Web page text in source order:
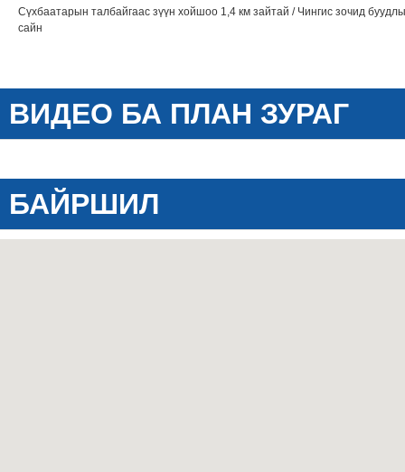
Сүхбаатарын талбайгаас зүүн хойшоо 1,4 км зайтай / Чингис зочид
сайн
ВИДЕО БА ПЛАН ЗУРАГ
БАЙРШИЛ